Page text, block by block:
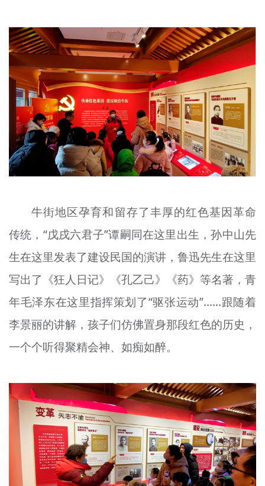
牛街地区孕育和留存了丰厚的红色基因革命
传统，“戊戌六君子”谭嗣同在这里出生，孙中山先
生在这里发表了建设民国的演讲，鲁迅先生在这里
写出了《狂人日记》《孔乙己》《药》等名著，青
年毛泽东在这里指挥策划了“驱张运动”……跟随着
李景丽的讲解，孩子们仿佛置身那段红色的历史，
一个个听得聚精会神、如痴如醉。